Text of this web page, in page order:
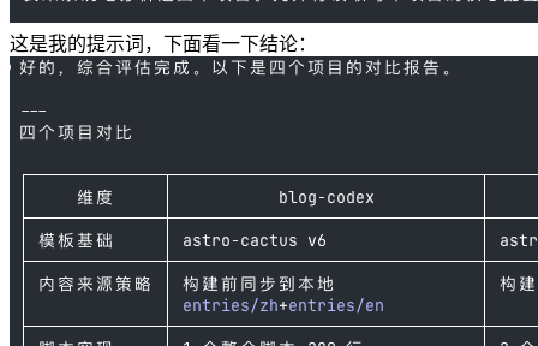
这是我的提示词，下面看一下结论：